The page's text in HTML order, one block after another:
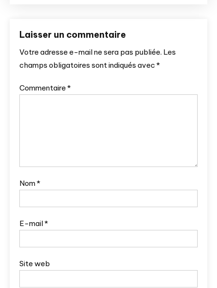
Laisser un commentaire
Votre adresse e-mail ne sera pas publiée. Les
champs obligatoires sont indiqués avec *
Commentaire *
Nom*
E-mail*
Site web